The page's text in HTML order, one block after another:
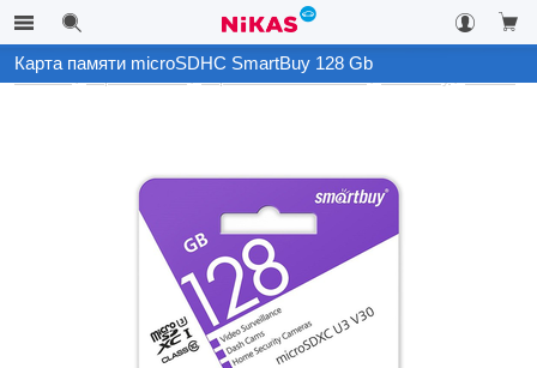
Каталог Карты памяти microSD
Карта памяти microSDHC SmartBuy 128 Gb